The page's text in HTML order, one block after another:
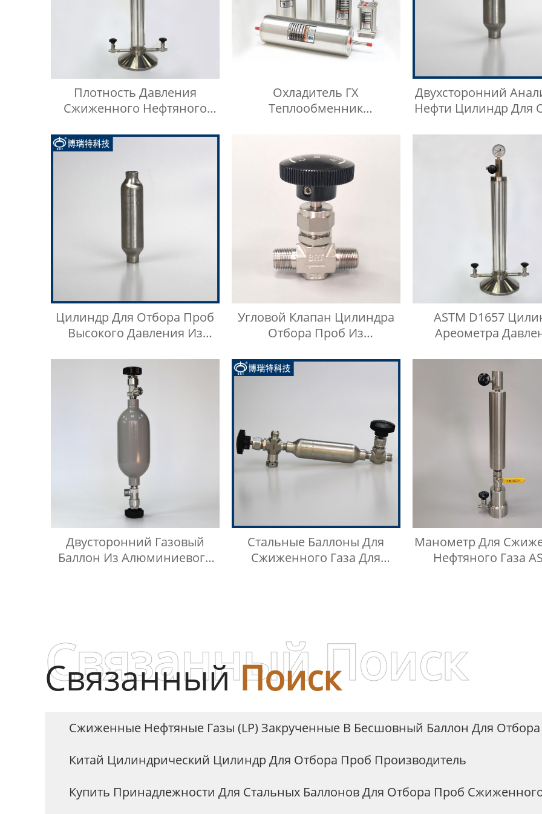
Плотность Давления
Сжиженного Нефтяного
Испытательном Цилиндре
Легких Углеводородов
Охладитель ГХ
Теплообменник
Оборудование Охладитель
Воды
Двухсторонний
Нефти Цилиндр Для
Цилиндр Для Отбора Проб
Высокого Давления Из
Угловой Клапан Цилиндра
Отбора Проб Из
ASTM D1657
Ареометра
Двусторонний Газовый
Баллон Из Алюминиевого
Стальные Баллоны Для
Сжиженного Газа Для
Манометр Для
Нефтяного Газа
СвязанныйПоиск
Связанный Поиск
Сжиженные Нефтяные Газы (LP) Закрученные В Бесшовный Баллон Для Отбора
Китай Цилиндрический Цилиндр Для Отбора Проб Производитель
Купить Принадлежности Для Стальных Баллонов Для Отбора Проб